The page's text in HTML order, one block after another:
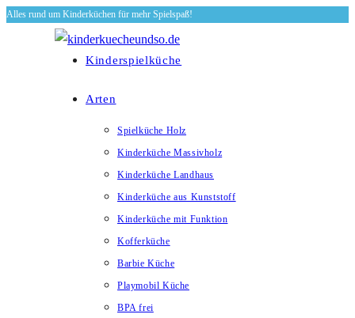
Zum
Alles rund um Kinderküchen für mehr Spielspaß!
Kinderspielküche
Arten
Spielküche Holz
Kinderküche Massivholz
Kinderküche Landhaus
Kinderküche aus Kunststoff
Kinderküche mit Funktion
Kofferküche
Barbie Küche
Playmobil Küche
BPA frei